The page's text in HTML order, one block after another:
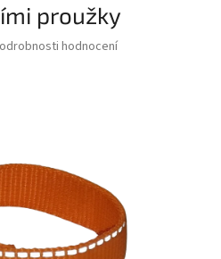
proužky
hodnocení